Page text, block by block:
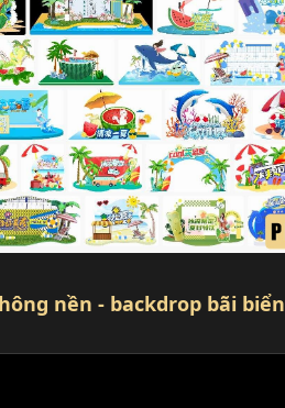
nền - backdrop bãi biển